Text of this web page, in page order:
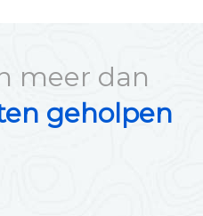
meer dan
geholpen